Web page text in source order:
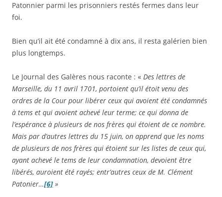
Patonnier parmi les prisonniers restés fermes dans leur
foi.
Bien qu’il ait été condamné à dix ans, il resta galérien bien
plus longtemps.
Le Journal des Galères nous raconte : « Des lettres de
Marseille, du 11 avril 1701, portoient qu’il étoit venu des
ordres de la Cour pour libérer ceux qui avoient été condamnés
à tems et qui avoient achevé leur terme; ce qui donna de
l’espérance à plusieurs de nos frères qui étoient de ce nombre.
Mais par d’autres lettres du 15 juin, on apprend que les noms
de plusieurs de nos frères qui étoient sur les listes de ceux qui,
ayant achevé le tems de leur condamnation, devoient être
libérés, auroient été rayés; entr’autres ceux de M. Clément
Patonier…[6] »